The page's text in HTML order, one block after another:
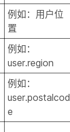
例如：用户位
置
例如：
user.region
例如：
user.postalcod
e